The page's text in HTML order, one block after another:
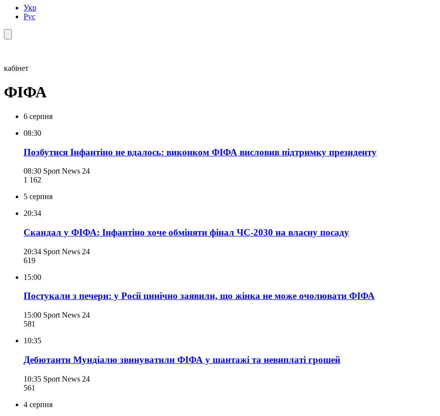
Укр
Рус
кабінет
ФІФА
6 серпня
08:30
Позбутися Інфантіно не вдалось: виконком ФІФА висловив підтримку президенту
08:30 Sport News 24
1 162
5 серпня
20:34
Скандал у ФІФА: Інфантіно хоче обміняти фінал ЧС-2030 на власну посаду
20:34 Sport News 24
619
15:00
Постукали з печери: у Росії цинічно заявили, що жінка не може очолювати ФІФА
15:00 Sport News 24
581
10:35
Дебютанти Мундіалю звинуватили ФІФА у шантажі та невиплаті грошей
10:35 Sport News 24
561
4 серпня